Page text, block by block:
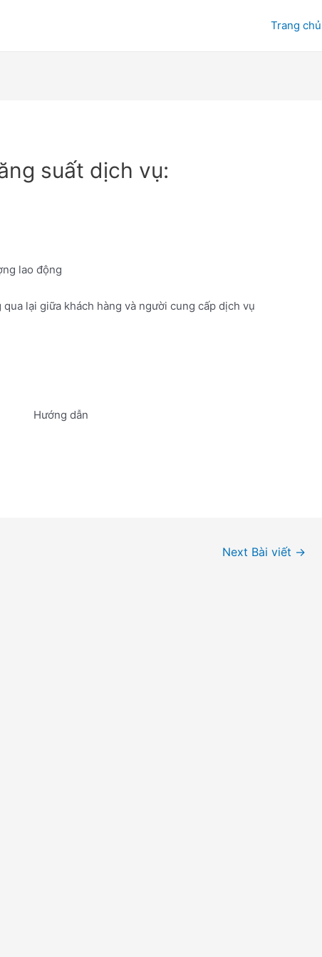
Trang chủ
suất dịch vụ:
lao động
lại giữa khách hàng và người cung cấp dịch vụ
Hướng dẫn
Next Bài viết →